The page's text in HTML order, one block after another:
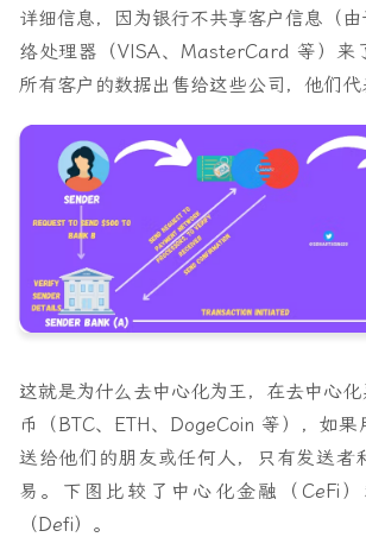
详细信息，因为银行不共享客户信息（
络处理器（VISA、MasterCard 等）来
所有客户的数据出售给这些公司，他们代
这就是为什么去中心化为王，在去中心
币（BTC、ETH、DogeCoin 等），如
送给他们的朋友或任何人，只有发送者
易。下图比较了中心化金融（CeFi
（Defi）。